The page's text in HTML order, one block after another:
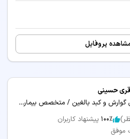
پروفایل
حسینی
فوق تخصص گوارش و کبد بالغین / متخصص بیماری‌های داخلی
100٪ پیشنهاد کاربران
موفق